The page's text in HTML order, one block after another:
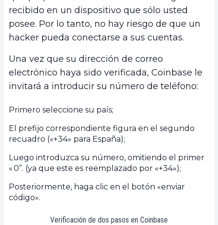
recibido en un dispositivo que sólo usted
posee. Por lo tanto, no hay riesgo de que un
hacker pueda conectarse a sus cuentas.
Una vez que su dirección de correo
electrónico haya sido verificada, Coinbase le
invitará a introducir su número de teléfono:
Primero seleccione su país;
El prefijo correspondiente figura en el segundo
recuadro («+34» para España);
Luego introduzca su número, omitiendo el primer
« 0”. (ya que este es reemplazado por «+34»);
Posteriormente, haga clic en el botón «enviar
código».
Verificación de dos pasos en Coinbase